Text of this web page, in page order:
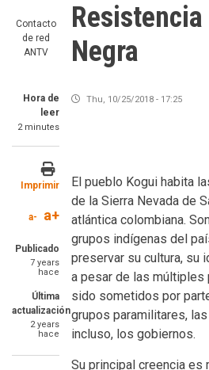
Contacto
de red
ANTV
Hora de
leer
2 minutes
Imprimir
a- a+
Publicado
7 years
hace
Última
actualización
2 years
hace
Negra
Thu, 10/25/2018 - 17:25
El pueblo Kogui habita
de la Sierra Nevada de
atlántica colombiana.
grupos indígenas del
preservar su cultura, su
a pesar de las múltiples
sido sometidos por
grupos paramilitares,
incluso, los gobiernos.
Su principal creencia es